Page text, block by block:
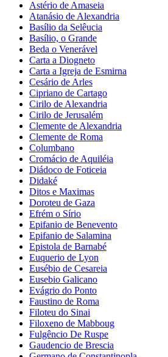
Astério de Amaseia
Atanásio de Alexandria
Basílio da Selêucia
Basílio, o Grande
Beda o Venerável
Carta a Diogneto
Carta a Igreja de Esmirna
Cesário de Arles
Cipriano de Cartago
Cirilo de Alexandria
Cirilo de Jerusalém
Clemente de Alexandria
Clemente de Roma
Columbano
Cromácio de Aquiléia
Diádoco de Foticeia
Didaké
Ditos e Maximas
Doroteu de Gaza
Efrém o Sírio
Epifanio de Benevento
Epifanio de Salamina
Epistola de Barnabé
Euquerio de Lyon
Eusébio de Cesareia
Eusebio Galicano
Evágrio do Ponto
Faustino de Roma
Filoteu do Sinai
Filoxeno de Mabboug
Fulgêncio De Ruspe
Gaudencio de Brescia